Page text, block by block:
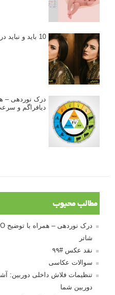
10 باید و نباید در روتوش عکس ها
دیافراگم و
مطالب محبوب
شاتر
نقد عکس #۹۹
سوالات عکاسی
تنظیمات فلاش داخلی دوربین:
دوربین شما